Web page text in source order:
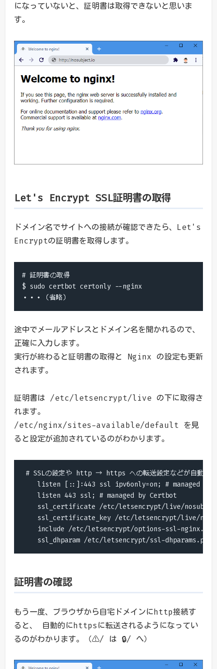
になっていないと、証明書は取得できないと思いま
す。
Let's Encrypt SSL証明書の取得
ドメイン名でサイトへの接続が確認できたら、Let's
Encryptの証明書を取得します。
# 証明書の取得
$ sudo certbot certonly --nginx
・・・（省略）
途中でメールアドレスとドメイン名を聞かれるので、
正確に入力します。
実行が終わると証明書の取得と Nginx の設定も更新
されます。
証明書は /etc/letsencrypt/live の下に取得さ
れます。
/etc/nginx/sites-available/default を見
ると設定が追加されているのがわかります。
# SSLの設定や http → https への転送設定などが自動で追
listen [::]:443 ssl ipv6only=on; # managed by
    listen 443 ssl; # managed by Certbot
ssl_certificate /etc/letsencrypt/live/
ssl_certificate_key /etc/letsencrypt/live/
include /etc/letsencrypt/options-ssl-
証明書の確認
もう一度、ブラウザから自宅ドメインにhttp接続す
ると、 自動的にhttpsに転送されるようになってい
るのがわかります。（⚠/ は 🔒/ へ）